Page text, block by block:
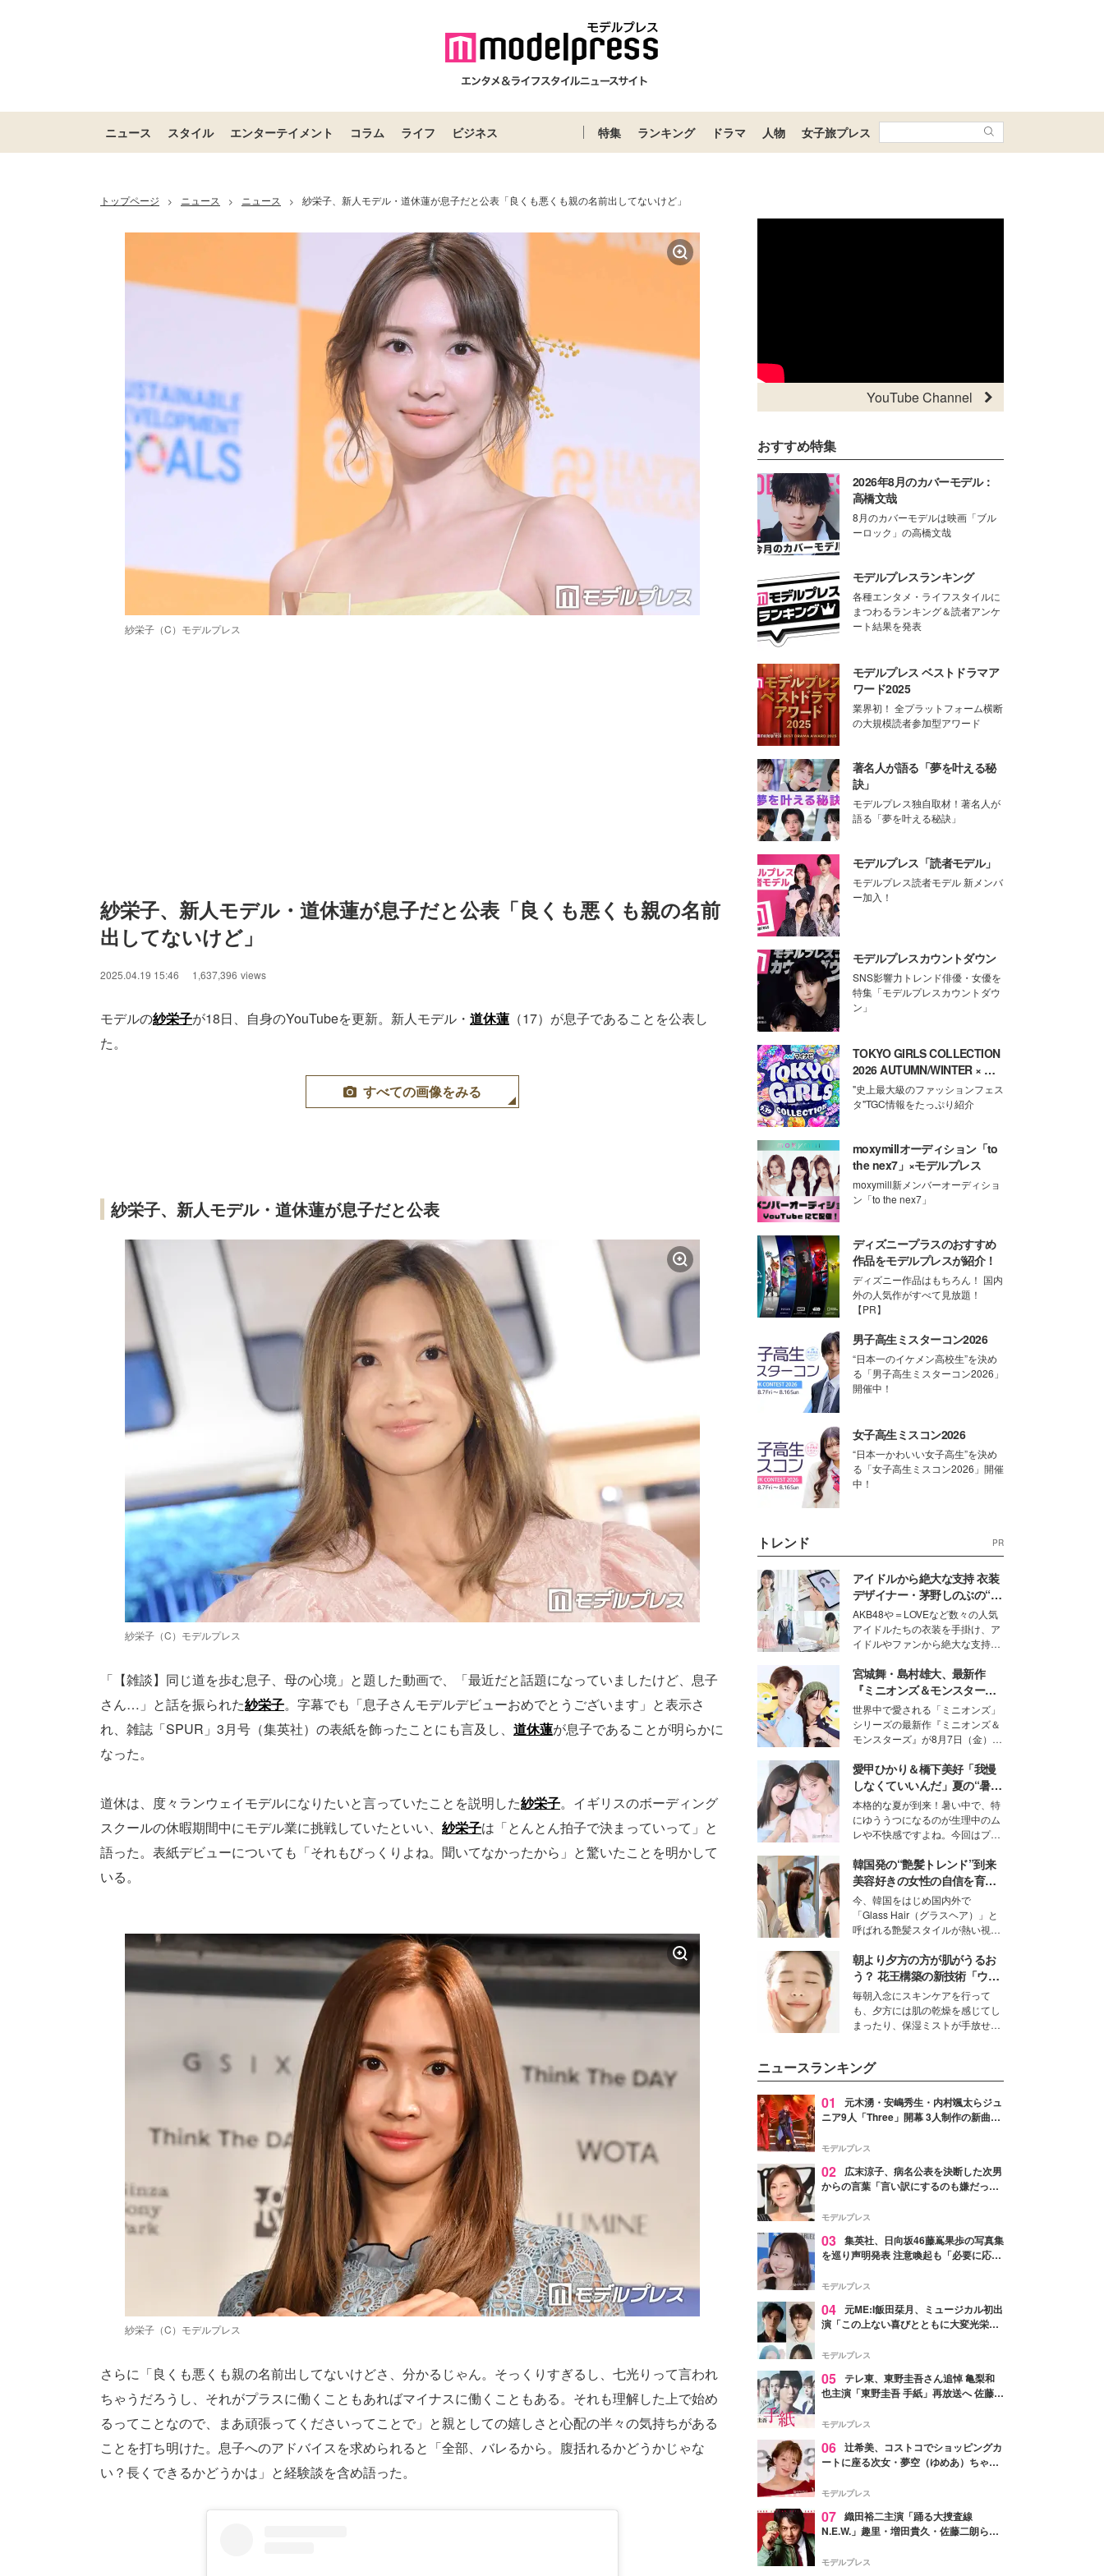
ニュース スタイル エンターテイメント コラム ライフ ビジネス 特集 ランキング ドラマ 人物 女子旅プレス
トップページ > ニュース > ニュース > 紗栄子、新人モデル・道休蓮が息子だと公表「良くも悪くも親の名前出してないけど」
紗栄子（C）モデルプレス
紗栄子、新人モデル・道休蓮が息子だと公表「良くも悪くも親の名前
出してないけど」
2025.04.19 15:46 1,637,396 views
モデルの紗栄子が18日、自身のYouTubeを更新。新人モデル・ 道休蓮 （17）が息子であることを公表し
た。
すべての画像をみる
紗栄子、新人モデル・道休蓮が息子だと公表
紗栄子（C）モデルプレス
「【雑談】同じ道を歩む息子、母の心境」と題した動画で、「最近だと話題になっていましたけど、息子
さん…」と話を振られた紗栄子。字幕でも「息子さんモデルデビューおめでとうございます」と表示さ
れ、雑誌「SPUR」3月号（集英社）の表紙を飾ったことにも言及し、 道休蓮が息子であることが明らかに
なった。
道休は、度々ランウェイモデルになりたいと言っていたことを説明した紗栄子。イギリスのボーディング
スクールの休暇期間中にモデル業に挑戦していたといい、 紗栄子は「とんとん拍子で決まっていって」と
語った。表紙デビューについても「それもびっくりよね。聞いてなかったから」と驚いたことを明かして
いる。
紗栄子（C）モデルプレス
さらに「良くも悪くも親の名前出してないけどさ、分かるじゃん。そっくりすぎるし、七光りって言われ
ちゃうだろうし、それがプラスに働くこともあればマイナスに働くこともある。それも理解した上で始め
るってことなので、まあ頑張ってくださいってことで」と親としての嬉しさと心配の半々の気持ちがある
ことを打ち明けた。息子へのアドバイスを求められると「全部、バレるから。腹括れるかどうかじゃな
い？長くできるかどうかは」と経験談を含め語った。
YouTube Channel
おすすめ特集
2026年8月のカバーモデル：
高橋文哉
8月のカバーモデルは映画「ブル
ーロック」の高橋文哉
モデルプレスランキング
各種エンタメ・ライフスタイルに
まつわるランキング＆読者アンケ
ート結果を発表
モデルプレス ベストドラマア
ワード2025
業界初！ 全プラットフォーム横断
の大規模読者参加型アワード
著名人が語る「夢を叶える秘
訣」
モデルプレス独自取材！著名人が
語る「夢を叶える秘訣」
モデルプレス「読者モデル」
モデルプレス読者モデル 新メンバ
ー加入！
モデルプレスカウントダウン
SNS影響力トレンド俳優・女優を
特集「モデルプレスカウントダウ
ン」
TOKYO GIRLS COLLECTION
2026 AUTUMN/WINTER × モ
デルプレス
"史上最大級のファッションフェス
タ"TGC情報をたっぷり紹介
moxymillオーディション「to
the nex7」×モデルプレス
moxymill新メンバーオーディショ
ン「to the nex7」
ディズニープラスのおすすめ
作品をモデルプレスが紹介！
ディズニー作品はもちろん！ 国内
外の人気作がすべて見放題！
【PR】
男子高生ミスターコン2026
“日本一のイケメン高校生”を決め
る「男子高生ミスターコン2026」
開催中！
女子高生ミスコン2026
“日本一かわいい女子高生”を決め
る「女子高生ミスコン2026」開催
中！
トレンド PR
アイドルから絶大な支持 衣装
デザイナー・茅野しのぶの“可
愛い”を作る美学＜「シチズン
クロスシー」インタビュー＞
AKB48や＝LOVEなど数々の人気
アイドルたちの衣装を手掛け、ア
イドルやファンから絶大な支持を
取締役兼クリエイティブディレク
ター・茅野しのぶ。一人ひとりの
個性に寄り添い、魅力を引き出す
衣装作りは、多くの女性たちに勇
気と自信を与え続けている。
宮城舞・島村雄大、最新作
『ミニオンズ＆モンスター
ズ』の魅力熱弁 ハチャメチャ
だけじゃない“友情と絆”に感
動
世界中で愛される「ミニオンズ」
シリーズの最新作『ミニオンズ＆
モンスターズ』が8月7日（金）に
ニオン好き”という共通点を持つモ
デルの宮城舞と島村雄大の特別対
談をお届け！それぞれの視点か
ら、今作ならではの魅力や予想外
の感動をもたらす奥深いストーリ
ーについて熱く語り合ってもらっ
た。
愛甲ひかり＆橋下美好「我慢
しなくていいんだ」夏の“暑さ
対策”の新しい選択肢とは？
本格的な夏が到来！暑い中で、特
にゆううつになるのが生理中のム
レや不快感ですよね。今回はプラ
モデル・愛甲ひかりさんと橋下美
好さんを迎えて本音で女子会トー
ク。猛暑のお出かけを快適に過ご
すヒントや、2人が感動した夏の
生理の新常識にも迫りました。
韓国発の“艶髪トレンド”到来
美容好きの女性の自信を育む
「ヘアケア事情」って？
今、韓国をはじめ国内外で
「Glass Hair（グラスヘア）」と
呼ばれる艶髪スタイルが熱い視線
ションの完成度を高めるベースと
して、“髪そのものの美しさ”に改
めて注目する人が増えている様
子。今回は、そんな憧れの艶やか
な髪を日常で叶える、美容好きの
女性たちのヘアケア事情を紹介し
朝より夕方の方が肌がうるお
う？ 花王構築の新技術「ウォ
ーターキャプチャリングスキ
ン（捕水肌）」がスキンケア
の常識を変える予感
毎朝入念にスキンケアを行って
も、夕方には肌の乾燥を感じてし
まったり、保湿ミストが手放せな
性を秘めた、革新的な「Water
Capturing Skin（ウォーターキャ
プチャリングスキン：捕水肌）」
技術を、花王が構築した。
ニュースランキング
01
元木湧・安嶋秀生・内村颯太らジュ
ニア9人「Three」開幕 3人制作の新曲＆
進んで夢を掴みたい」【ゲネプロレポ】
モデルプレス
02
広末涼子、病名公表を決断した次男
からの言葉「言い訳にするのも嫌だっ
モデルプレス
03 集英社、日向坂46藤嶌果歩の写真集
を巡り声明発表 注意喚起も「必要に応じ
モデルプレス
04 元ME:I飯田栞月、ミュージカル初出
演「この上ない喜びとともに大変光栄」
ャスト発表
モデルプレス
05 テレ東、東野圭吾さん追悼 亀梨和
也主演「東野圭吾 手紙」再放送へ 佐藤隆
モデルプレス
06 辻希美、コストコでショッピングカ
ートに座る次女・夢空（ゆめあ）ちゃん
ぎ」「成長を感じる」の声
モデルプレス
07 織田裕二主演「踊る大捜査線
N.E.W.」趣里・増田貴久・佐藤二朗ら新
徴する“謎のキーワード”も
モデルプレス